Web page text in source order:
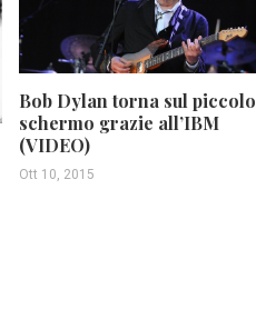
Bob Dylan torna sul piccolo
schermo grazie all’IBM
(VIDEO)
Ott 10, 2015